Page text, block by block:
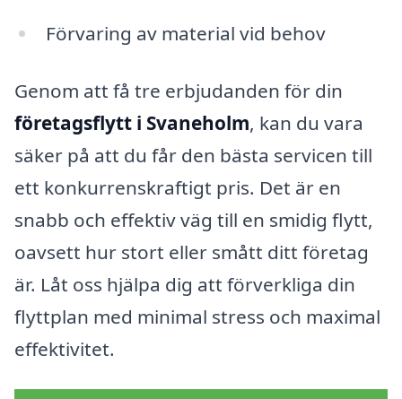
Förvaring av material vid behov
Genom att få tre erbjudanden för din
företagsflytt i Svaneholm, kan du vara
säker på att du får den bästa servicen till
ett konkurrenskraftigt pris. Det är en
snabb och effektiv väg till en smidig flytt,
oavsett hur stort eller smått ditt företag
är. Låt oss hjälpa dig att förverkliga din
flyttplan med minimal stress och maximal
effektivitet.